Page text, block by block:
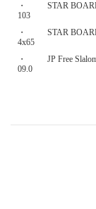
・
STAR
103
・
STAR
4x65
・
JP Free
09.0